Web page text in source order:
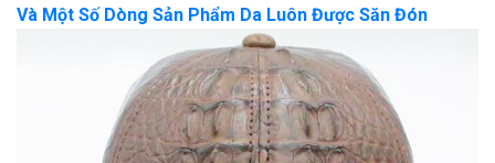
Và Một Số Dòng Sản Phẩm Da Luôn Được Săn Đón